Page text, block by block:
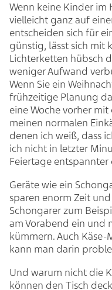
Wenn keine Kinder im
vielleicht ganz auf
entscheiden sich für
günstig, lässt sich mit
Lichterketten hübsch
weniger Aufwand
Wenn Sie ein
frühzeitige Planung
eine Woche vorher
meinen normalen
denen ich weiß, dass
ich nicht in letzter
Feiertage entspannter
Geräte wie ein
sparen enorm Zeit
Schongarer zum
am Vorabend ein und
kümmern. Auch Käse-
kann man darin
Und warum nicht die
können den Tisch